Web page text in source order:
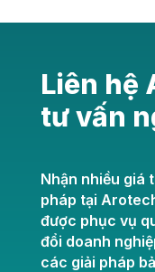
Liên hệ
tư vấn
Nhận nhiều giá
pháp tại
được phục vụ
đổi doanh
các giải pháp